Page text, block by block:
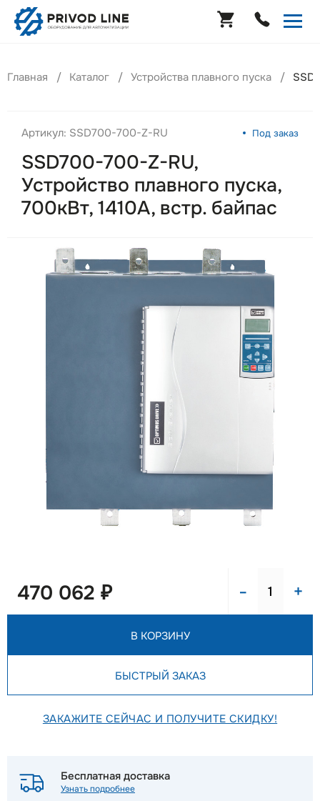
Главная Каталог Устройства плавного пуска
Артикул: SSD700-700-Z-RU Под заказ
SSD700-700-Z-RU,
Устройство плавного пуска,
700кВт, 1410А, встр. байпас
470 062 ₽ - +
В КОРЗИНУ
БЫСТРЫЙ ЗАКАЗ
ЗАКАЖИТЕ СЕЙЧАС И ПОЛУЧИТЕ СКИДКУ!
Бесплатная доставка
Узнать подробнее